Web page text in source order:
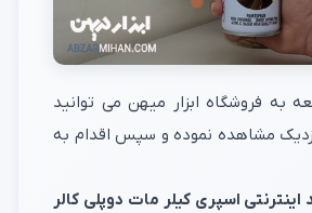
به فروشگاه ابزار میهن می توانید
مشاهده نموده و سپس اقدام به
اینترنتی اسپری کیلر مات دوپلی کالر